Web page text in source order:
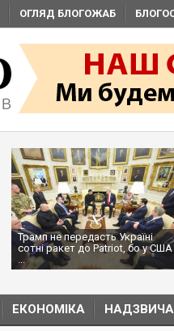
ОГЛЯД БЛОГОЖАБ
Трамп не передасть Україні
сотні ракет до Patriot, бо у США
...
ЕКОНОМІКА